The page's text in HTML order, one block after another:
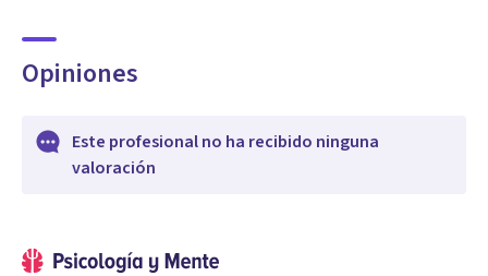
Opiniones
Este profesional no ha recibido ninguna
valoración